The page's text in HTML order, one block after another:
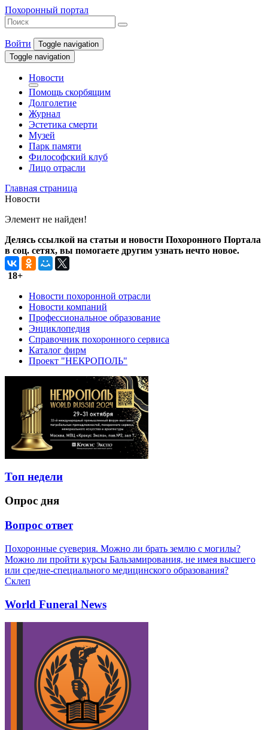
Похоронный портал
Войти
Toggle navigation
Toggle navigation
Новости
Помощь скорбящим
Долголетие
Журнал
Эстетика смерти
Музей
Парк памяти
Философский клуб
Лицо отрасли
Главная страница
Новости
Элемент не найден!
Делясь ссылкой на статьи и новости Похоронного Портала
в соц. сетях, вы помогаете другим узнать нечто новое.
18+
Новости похоронной отрасли
Новости компаний
Профессиональное образование
Энциклопедия
Справочник похоронного сервиса
Каталог фирм
Проект "НЕКРОПОЛЬ"
Топ недели
Опрос дня
Вопрос ответ
Похоронные суеверия. Можно ли брать землю с могилы?
Можно ли пройти курсы Бальзамирования, не имея высшего
или средне-специального медицинского образования?
Склеп
World Funeral News